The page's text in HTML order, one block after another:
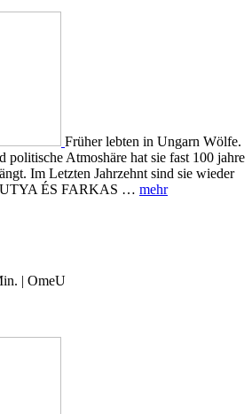
Früher lebten in Ungarn Wölfe.
politische Atmoshäre hat sie fast 100 jahre
Im Letzten Jahrzehnt sind sie wieder
ÉS FARKAS … mehr
| OmeU